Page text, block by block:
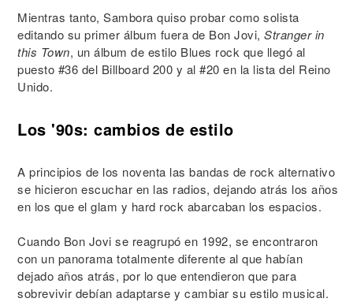
Mientras tanto, Sambora quiso probar como solista
editando su primer álbum fuera de Bon Jovi, Stranger in
this Town, un álbum de estilo Blues rock que llegó al
puesto #36 del Billboard 200 y al #20 en la lista del Reino
Unido.
Los '90s: cambios de estilo
A principios de los noventa las bandas de rock alternativo
se hicieron escuchar en las radios, dejando atrás los años
en los que el glam y hard rock abarcaban los espacios.
Cuando Bon Jovi se reagrupó en 1992, se encontraron
con un panorama totalmente diferente al que habían
dejado años atrás, por lo que entendieron que para
sobrevivir debían adaptarse y cambiar su estilo musical.